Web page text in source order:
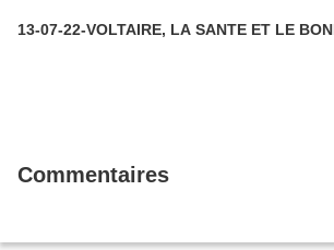
13-07-22-VOLTAIRE, LA SANTE ET LE
Commentaires